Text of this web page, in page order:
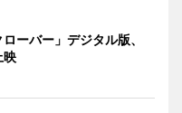
ーバー」デジタル版、
映